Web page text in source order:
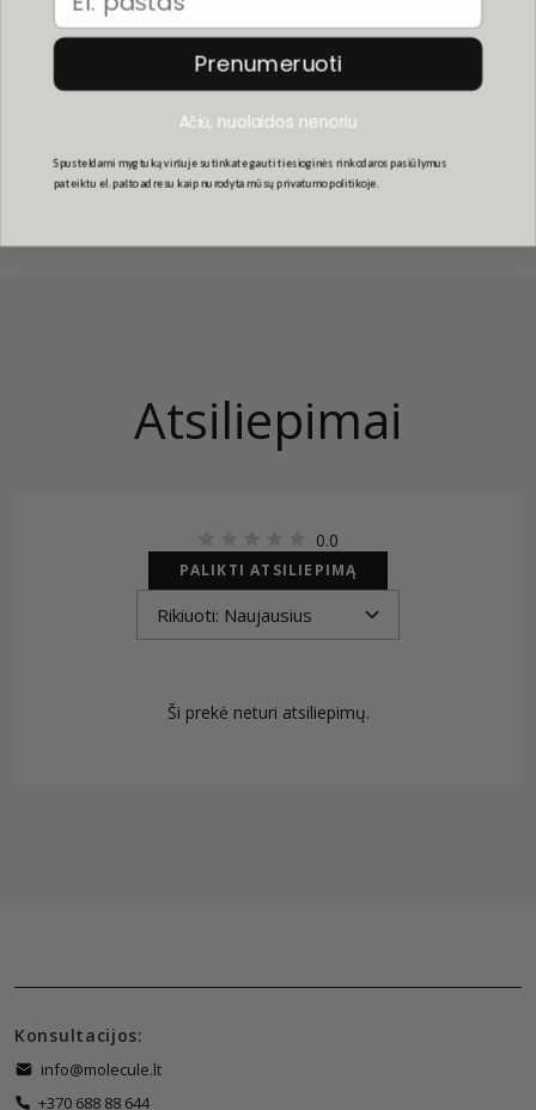
nedūžtančiais ir įbrėžimams atspariais polikarbonato
lęšiais.
UV apsauga: 3 kategorija
Atsiliepimai
0.0
PALIKTI ATSILIEPIMĄ
Ši prekė neturi atsiliepimų.
Konsultacijos:
info@molecule.lt
+370 688 88 644
Prenumeruoti
Ačiū, nuolaidos nenoriu
Spusteldami mygtuką viršuje sutinkate gauti tiesioginės rinkodaros pasiūlymus
pateiktu el. pašto adresu kaip nurodyta mūsų privatumo politikoje.